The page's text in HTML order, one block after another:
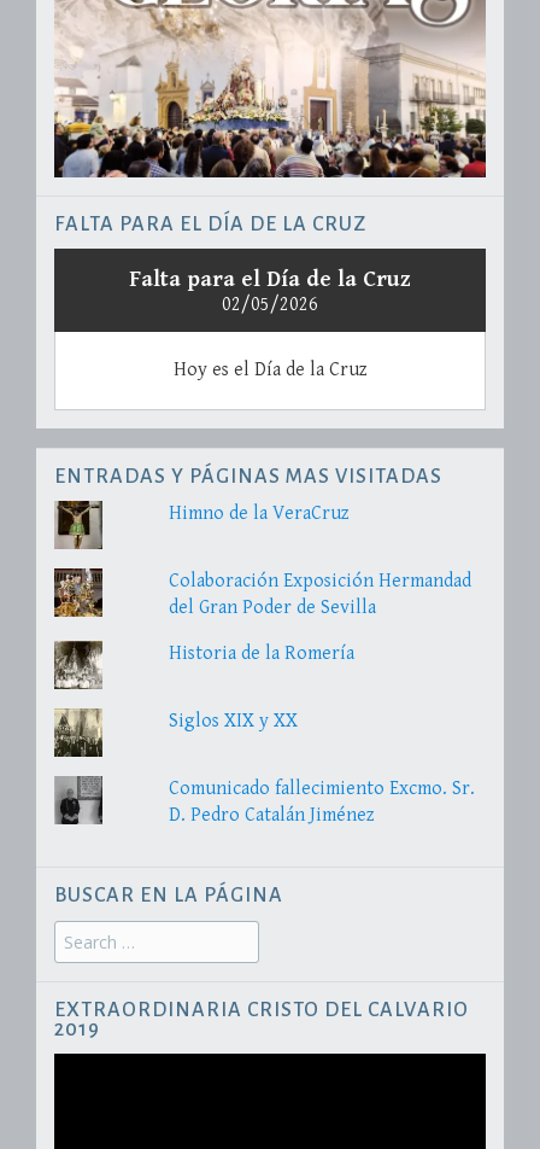
FALTA PARA EL DÍA DE LA CRUZ
Falta para el Día de la Cruz
02/05/2026
Hoy es el Día de la Cruz
ENTRADAS Y PÁGINAS MAS VISITADAS
Himno de la VeraCruz
Colaboración Exposición Hermandad
del Gran Poder de Sevilla
Historia de la Romería
Siglos XIX y XX
Comunicado fallecimiento Excmo. Sr.
D. Pedro Catalán Jiménez
BUSCAR EN LA PÁGINA
Search
for:
EXTRAORDINARIA CRISTO DEL CALVARIO
2019